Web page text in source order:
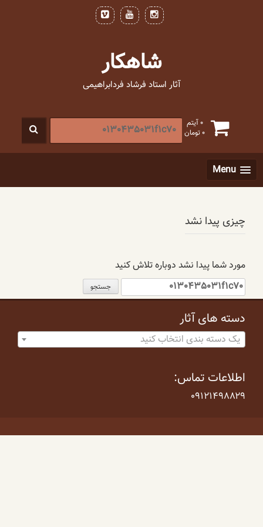
شاهکار
آثار استاد فرشاد فردابراهیمی
0 آیتم
0تومان
جستجو
برای
Menu
چیزی پیدا نشد
مورد شما پیدا نشد دوباره تلاش کنید
جستجو
برای:
دسته های آثار
یک دسته بندی انتخاب کنید
اطلاعات تماس:
۰۹۱۲۱۴۹۸۸۲۹